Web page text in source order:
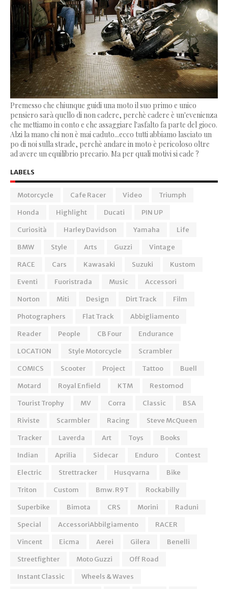
Premesso che chiunque guidi una moto il suo primo e unico
pensiero sarà quello di non cadere, perchè cadere è un'evenienza
che mettiamo in conto e che assaggiare l'asfalto fa parte del gioco.
Alzi la mano chi non è mai caduto...ecco tutti abbiamo lasciato un
po di noi sulla strade, perchè andare in moto è pericoloso oltre
ad avere un equilibrio precario. Ma per quali motivi si cade ?
LABELS
Motorcycle Cafe Racer Video
Triumph
Honda
Highlight Ducati
PIN UP
Curiosità
Harley Davidson Yamaha
Life
BMW
Style Arts Guzzi
Vintage
RACE
Cars Kawasaki Suzuki
Kustom
Eventi
Fuoristrada Music
Accessori
Norton
Miti Design Dirt Track
Film
Photographers
Flat Track
Abbigliamento
Reader
People CB Four
Endurance
LOCATION
Style Motorcycle
Scrambler
COMICS
Scooter Project Tattoo
Buell
Motard
Royal Enfield KTM
Restomod
Tourist Trophy
MV Corra Classic
BSA
Riviste
Scarmbler Racing
Steve McQueen
Tracker
Laverda Art Toys
Books
Indian
Aprilia Sidecar Enduro
Contest
Electric
Strettracker Husqvarna
Bike
Triton
Custom Bmw. R9T
Rockabilly
Superbike
Bimota CRS Morini
Raduni
Special
AccessoriAbbilgiamento
RACER
Vincent
Eicma Aerei Gilera
Benelli
Streetfighter
Moto Guzzi
Off Road
Instant Classic
Wheels & Waves